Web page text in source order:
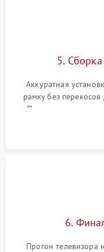
5.
Аккуратная
рамку без
Подключение
Сброс настроек и
6.
Прогон телевизора